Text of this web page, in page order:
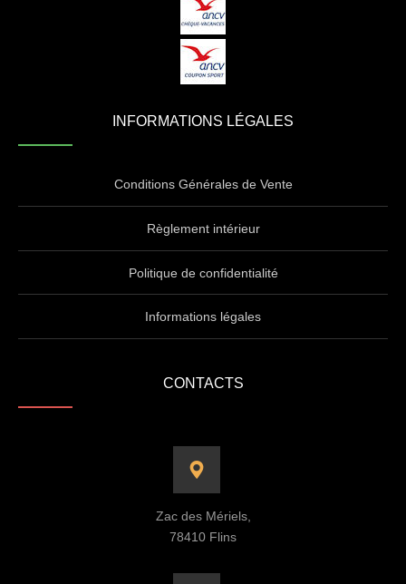
INFORMATIONS LÉGALES
Conditions Générales de Vente
Règlement intérieur
Politique de confidentialité
Informations légales
CONTACTS
Zac des Mériels,
78410 Flins